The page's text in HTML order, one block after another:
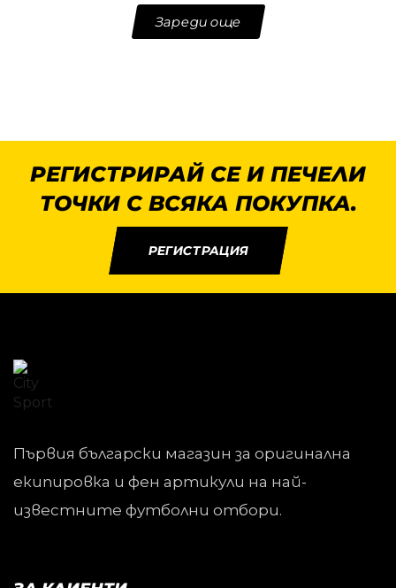
Зареди още
РЕГИСТРИРАЙ СЕ И ПЕЧЕЛИ
ТОЧКИ С ВСЯКА ПОКУПКА.
РЕГИСТРАЦИЯ
Първия български магазин за оригинална
екипировка и фен артикули на най-
известните футболни отбори.